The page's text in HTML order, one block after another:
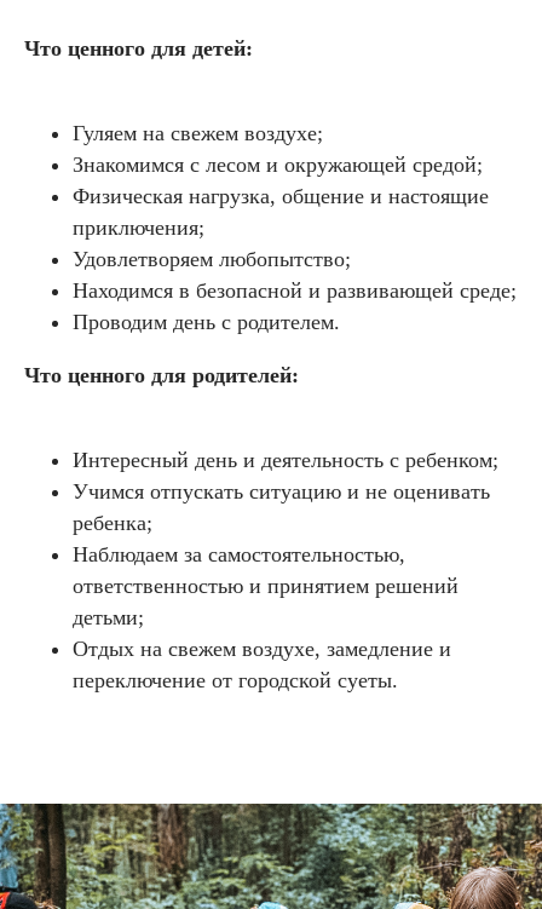
Что ценного для детей:
Гуляем на свежем воздухе;
Знакомимся с лесом и окружающей средой;
Физическая нагрузка, общение и настоящие
приключения;
Удовлетворяем любопытство;
Находимся в безопасной и развивающей среде;
Проводим день с родителем.
Что ценного для родителей:
Интересный день и деятельность с ребенком;
Учимся отпускать ситуацию и не оценивать
ребенка;
Наблюдаем за самостоятельностью,
ответственностью и принятием решений
детьми;
Отдых на свежем воздухе, замедление и
переключение от городской суеты.